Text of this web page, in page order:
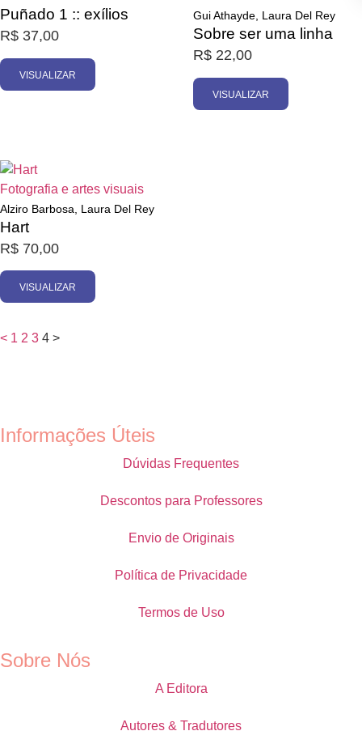
Puñado 1 :: exílios
R$ 37,00
VISUALIZAR
Gui Athayde, Laura Del Rey
Sobre ser uma linha
R$ 22,00
VISUALIZAR
Fotografia e artes visuais
Alziro Barbosa, Laura Del Rey
Hart
R$ 70,00
VISUALIZAR
< 1 2 3 4 >
Informações Úteis
Dúvidas Frequentes
Descontos para Professores
Envio de Originais
Política de Privacidade
Termos de Uso
Sobre Nós
A Editora
Autores & Tradutores